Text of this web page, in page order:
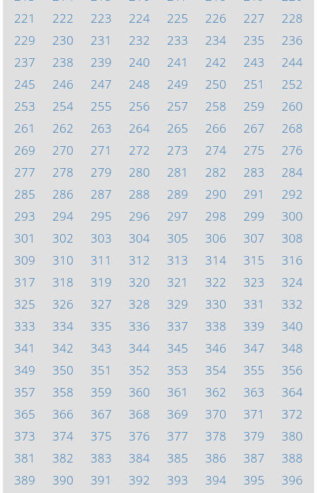
221
222 223 224 225 226 227
228
229
230 231 232 233 234 235
236
237
238 239 240 241 242 243
244
245
246 247 248 249 250 251
252
253
254 255 256 257 258 259
260
261
262 263 264 265 266 267
268
269
270 271 272 273 274 275
276
277
278 279 280 281 282 283
284
285
286 287 288 289 290 291
292
293
294 295 296 297 298 299
300
301
302 303 304 305 306 307
308
309
310 311 312 313 314 315
316
317
318 319 320 321 322 323
324
325
326 327 328 329 330 331
332
333
334 335 336 337 338 339
340
341
342 343 344 345 346 347
348
349
350 351 352 353 354 355
356
357
358 359 360 361 362 363
364
365
366 367 368 369 370 371
372
373
374 375 376 377 378 379
380
381
382 383 384 385 386 387
388
389
390 391 392 393 394 395
396